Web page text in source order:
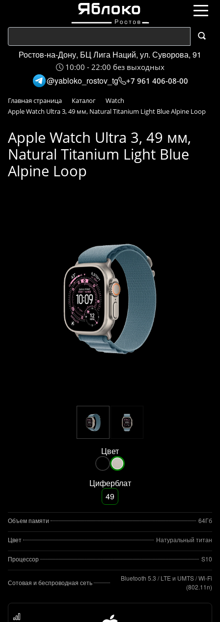
Ростов-на-Дону, БЦ Лига Наций, ул. Суворова, 91
10:00 - 22:00 без выходных
@yabloko_rostov_tg +7 961 406-08-00
Главная страница Каталог
Watch
Apple Watch Ultra 3, 49 мм, Natural Titanium Light Blue Alpine Loop
Apple Watch Ultra 3, 49 мм,
Natural Titanium Light Blue
Alpine Loop
Цвет
Циферблат
49
Объем памяти 64Гб
Цвет Натуральный титан
Процессор S10
Сотовая и беспроводная сеть
Bluetooth 5.3 / LTE и UMTS / Wi-Fi
(802.11n)